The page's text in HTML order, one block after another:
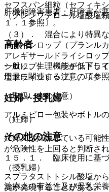
セフスパン細粒（セフィキ
（クレンブテロール塩酸塩
（３）． 混合により特異
ドライシロップ（プランル
アレギサールドライシロッ
シロップ）、ベラチンドラ
塩ドライシロップ）。
（取扱い上の注意）
アルミピロー包装やボトル
その他の注意
１５．１． 臨床使用に基
スプラタストトシル酸塩か
臭が発現することがある。
肝機能障害患者：肝障害が
１．１参照〕。
高齢者
一般に、生理機能が低下し
用量に関連する注意の項参照
妊婦・授乳婦
（妊婦）
妊婦又は妊娠している可能
が危険性を上回ると判断さ
（授乳婦）
治療上の有益性及び母乳栄